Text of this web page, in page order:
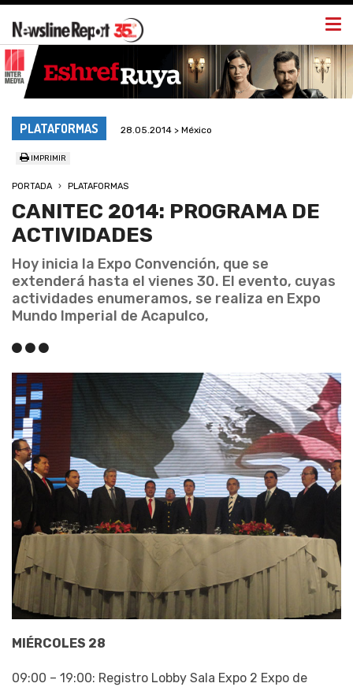
PLATAFORMAS 28.05.2014 > México
IMPRIMIR
PORTADA PLATAFORMAS
CANITEC 2014: PROGRAMA DE
ACTIVIDADES
Hoy inicia la Expo Convención, que se
extenderá hasta el vienes 30. El evento, cuyas
actividades enumeramos, se realiza en Expo
Mundo Imperial de Acapulco,
MIÉRCOLES 28
09:00 – 19:00: Registro Lobby Sala Expo 2 Expo de